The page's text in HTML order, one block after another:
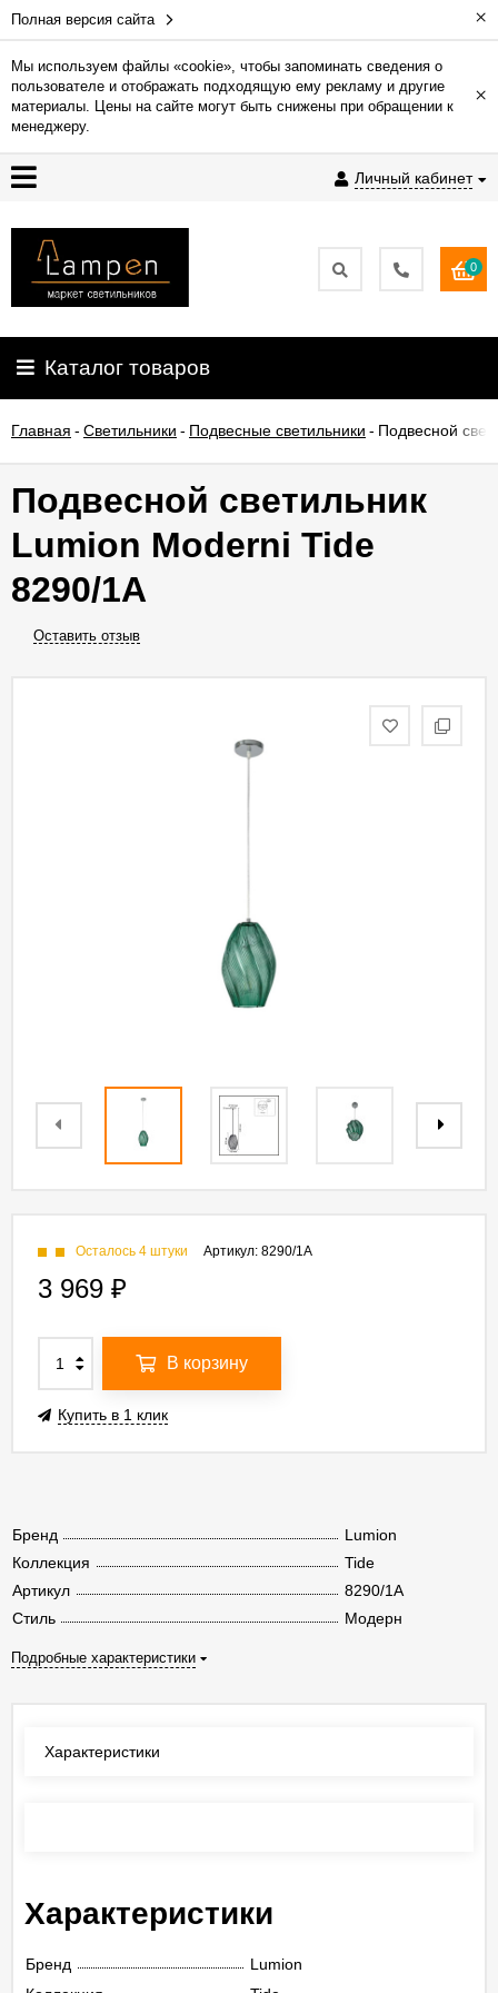
Полная версия сайта ×
Мы используем файлы «cookie», чтобы запоминать сведения о
пользователе и отображать подходящую ему рекламу и другие
материалы. Цены на сайте могут быть снижены при обращении к
менеджеру.
×
Личный кабинет
Гарантия
Доставка
и
Контакты
освещения
О
0
Каталог товаров
Главная - Светильники - Подвесные светильники - Подвесной
Подвесной светильник
Lumion Moderni Tide
8290/1A
Оставить отзыв
Бренд
Lumion
Коллекция
Tide
Артикул
8290/1A
Стиль
Модерн
Подробные характеристики
Артикул: 8290/1A
Осталось 4 штуки
3 969 ₽
В корзину
Купить в 1 клик
Характеристики
Характеристики
Бренд
Lumion